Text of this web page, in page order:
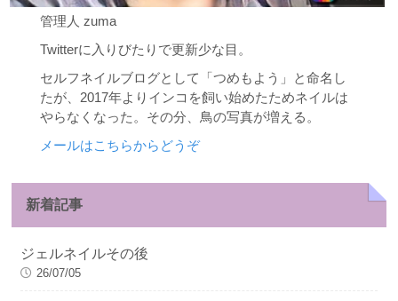
管理人 zuma
Twitterに入りびたりで更新少な目。
セルフネイルブログとして「つめもよう」と命名し
たが、2017年よりインコを飼い始めたためネイルは
やらなくなった。その分、鳥の写真が増える。
メールはこちらからどうぞ
新着記事
ジェルネイルその後
26/07/05